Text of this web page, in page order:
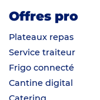
Offres pro
Plateaux repas
Service traiteur
Frigo connecté
Cantine digital